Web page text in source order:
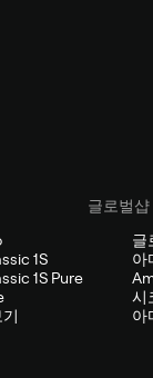
1S
1S Pure
글로벌샵
글
아
시
아